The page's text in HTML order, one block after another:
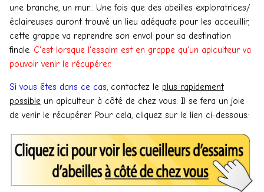
une branche, un mur... Une fois que des abeilles exploratrices/
éclaireuses auront trouvé un lieu adéquate pour les acceuillir,
cette grappe va reprendre son envol pour sa destination
finale. C'est lorsque l'essaim est en grappe qu'un apiculteur va
pouvoir venir le récupérer.
Si vous êtes dans ce cas, contactez le plus rapidement
possible un apiculteur à côté de chez vous. Il se fera un joie
de venir le récupérer. Pour cela, cliquez sur le lien ci-dessous: